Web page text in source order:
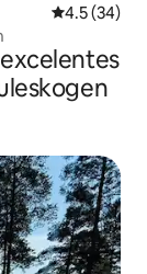
Calificación
4.5 (34)